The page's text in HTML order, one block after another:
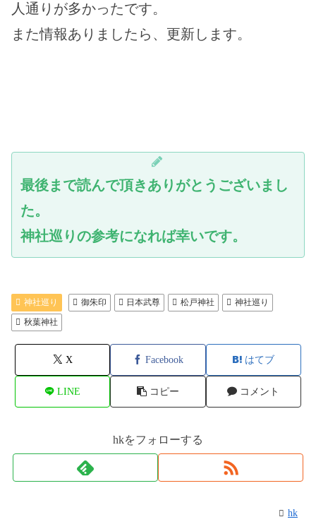
人通りが多かったです。
また情報ありましたら、更新します。
最後まで読んで頂きありがとうございまし
た。
神社巡りの参考になれば幸いです。
神社巡り 御朱印 日本武尊 松戸神社
神社巡り
秋葉神社
X Facebook はてブ
LINE コピー コメント
hkをフォローする
hk